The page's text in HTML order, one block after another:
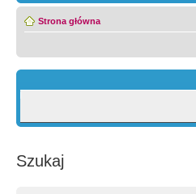
Strona główna
Szukaj